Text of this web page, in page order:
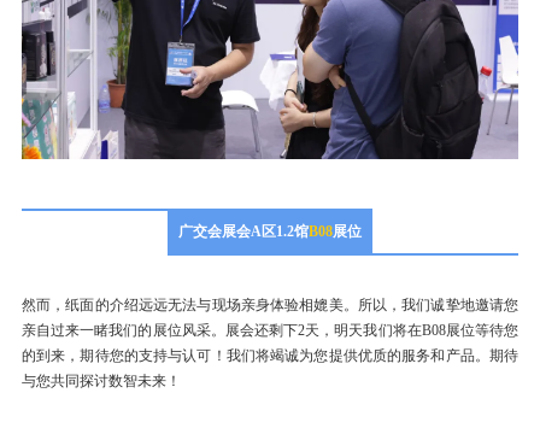
广交会展会A区1.2馆B08展位
然而，纸面的介绍远远无法与现场亲身体验相媲美。所以，我们诚挚地邀请您
亲自过来一睹我们的展位风采。展会还剩下2天，明天我们将在B08展位等待您
的到来，期待您的支持与认可！我们将竭诚为您提供优质的服务和产品。期待
与您共同探讨数智未来！